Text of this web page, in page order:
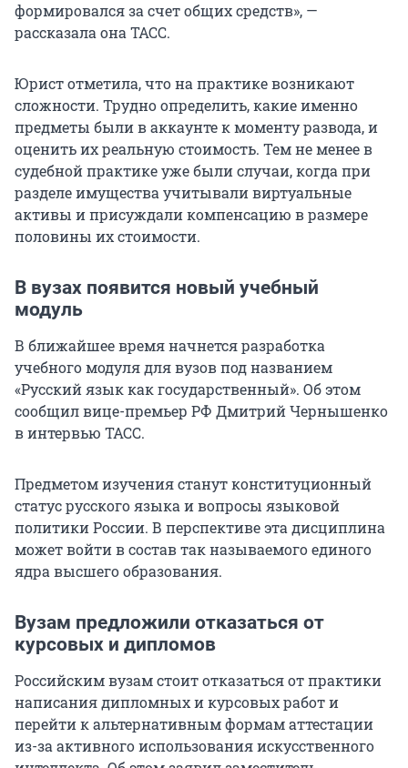
формировался за счет общих средств», —
рассказала она ТАСС.
Юрист отметила, что на практике возникают
сложности. Трудно определить, какие именно
предметы были в аккаунте к моменту развода, и
оценить их реальную стоимость. Тем не менее в
судебной практике уже были случаи, когда при
разделе имущества учитывали виртуальные
активы и присуждали компенсацию в размере
половины их стоимости.
В вузах появится новый учебный
модуль
В ближайшее время начнется разработка
учебного модуля для вузов под названием
«Русский язык как государственный». Об этом
сообщил вице-премьер РФ Дмитрий Чернышенко
в интервью ТАСС.
Предметом изучения станут конституционный
статус русского языка и вопросы языковой
политики России. В перспективе эта дисциплина
может войти в состав так называемого единого
ядра высшего образования.
Вузам предложили отказаться от
курсовых и дипломов
Российским вузам стоит отказаться от практики
написания дипломных и курсовых работ и
перейти к альтернативным формам аттестации
из-за активного использования искусственного